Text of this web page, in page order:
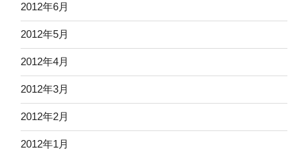
2012年6月
2012年5月
2012年4月
2012年3月
2012年2月
2012年1月